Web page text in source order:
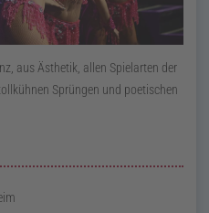
aus Ästhetik, allen Spielarten der
Sprüngen und poetischen